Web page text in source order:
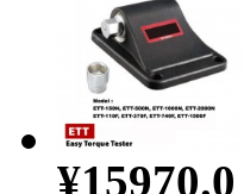
¥15970.0